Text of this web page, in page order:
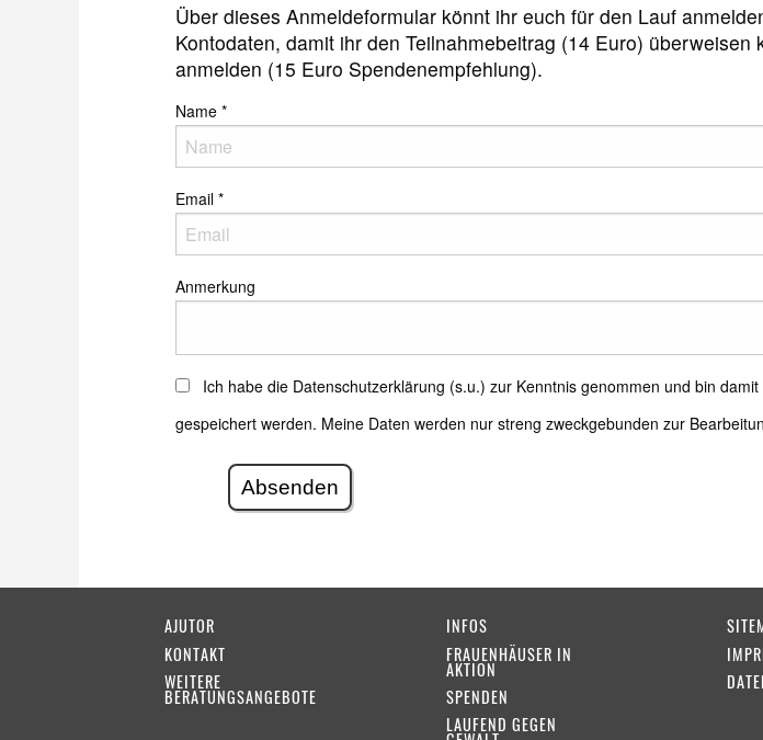
Über dieses Anmeldeformular könnt ihr euch für den Lauf
Kontodaten, damit ihr den Teilnahmebeitrag (14 Euro)
anmelden (15 Euro Spendenempfehlung).
Name *
Email *
Anmerkung
Ich habe die Datenschutzerklärung (s.u.) zur Kenntnis genommen und bin
gespeichert werden. Meine Daten werden nur streng zweckgebunden zur
Absenden
AJUTOR
KONTAKT
WEITERE
BERATUNGSANGEBOTE
INFOS
FRAUENHÄUSER IN
AKTION
SPENDEN
LAUFEND GEGEN